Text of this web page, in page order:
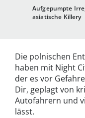
Aufgepumpte
asiatische Killery
Die polnischen
haben mit Night
der es vor
Dir, geplagt von
Autofahrern und
lässt.